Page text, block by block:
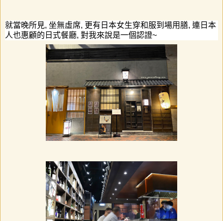
就當晚所見, 坐無虛席, 更有日本女生穿和服到場用膳, 連日本
人也惠顧的日式餐廳, 對我來說是一個認證~